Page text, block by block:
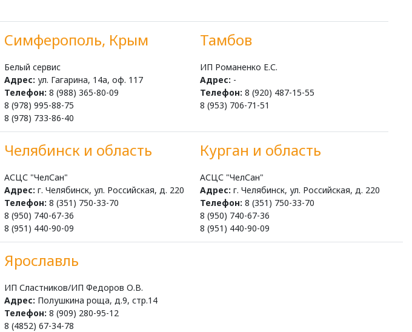
Симферополь, Крым
Белый сервис
Адрес: ул. Гагарина, 14а, оф. 117
Телефон: 8 (988) 365-80-09
8 (978) 995-88-75
8 (978) 733-86-40
Тамбов
ИП Романенко Е.С.
Адрес: -
Телефон: 8 (920) 487-15-55
8 (953) 706-71-51
Челябинск и область
АСЦС "ЧелСан"
Адрес: г. Челябинск, ул. Российская, д. 220
Телефон: 8 (351) 750-33-70
8 (950) 740-67-36
8 (951) 440-90-09
Курган и область
АСЦС "ЧелСан"
Адрес: г. Челябинск, ул. Российская, д. 220
Телефон: 8 (351) 750-33-70
8 (950) 740-67-36
8 (951) 440-90-09
Ярославль
ИП Сластников/ИП Федоров О.В.
Адрес: Полушкина роща, д.9, стр.14
Телефон: 8 (909) 280-95-12
8 (4852) 67-34-78